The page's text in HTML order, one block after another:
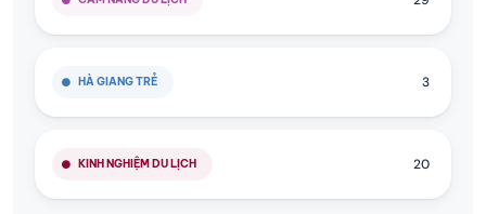
HÀ GIANG TRẺ 3
KINH NGHIỆM DU LỊCH 20